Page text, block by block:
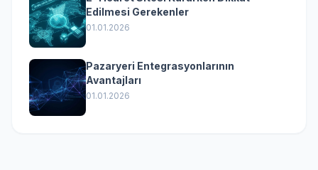
Edilmesi Gerekenler
01.01.2026
Pazaryeri Entegrasyonlarının
Avantajları
01.01.2026